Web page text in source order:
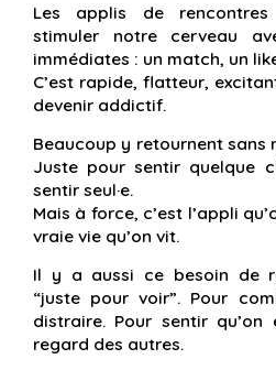
Les applis de
stimuler notre cerveau
immédiates : un match, un
C’est rapide, flatteur,
devenir addictif.
Beaucoup y retournent sans
Juste pour sentir quelque
sentir seul·e.
Mais à force, c’est l’appli
vraie vie qu’on vit.
Il y a aussi ce besoin de
“juste pour voir”. Pour
distraire. Pour sentir
regard des autres.